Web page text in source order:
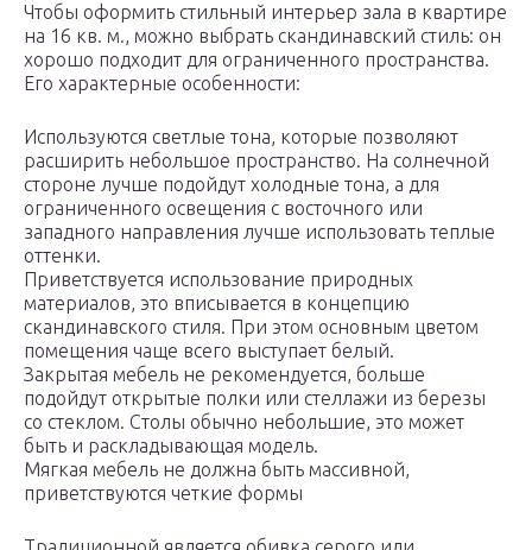
Чтобы оформить стильный интерьер зала в квартире
на 16 кв. м., можно выбрать скандинавский стиль: он
хорошо подходит для ограниченного пространства.
Его характерные особенности:
Используются светлые тона, которые позволяют
расширить небольшое пространство. На солнечной
стороне лучше подойдут холодные тона, а для
ограниченного освещения c восточного или
западного направления лучше использовать теплые
оттенки.
Приветствуется использование природных
материалов, это вписывается в концепцию
скандинавского стиля. При этом основным цветом
помещения чаще всего выступает белый.
Закрытая мебель не рекомендуется, больше
подойдут открытые полки или стеллажи из березы
со стеклом. Столы обычно небольшие, это может
быть и раскладывающая модель.
Мягкая мебель не должна быть массивной,
приветствуются четкие формы